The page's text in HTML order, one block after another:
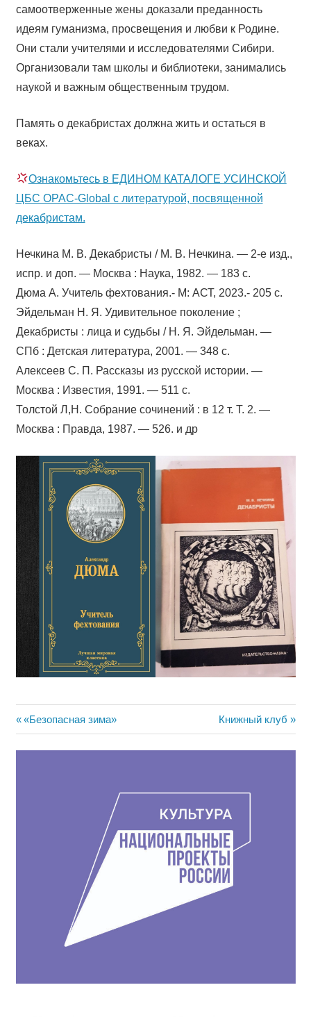
самоотверженные жены доказали преданность
идеям гуманизма, просвещения и любви к Родине.
Они стали учителями и исследователями Сибири.
Организовали там школы и библиотеки, занимались
наукой и важным общественным трудом.
Память о декабристах должна жить и остаться в
веках.
Ознакомьтесь в ЕДИНОМ КАТАЛОГЕ УСИНСКОЙ
ЦБС OPAC-Global с литературой, посвященной
декабристам.
Нечкина М. В. Декабристы / М. В. Нечкина. — 2-е изд.,
испр. и доп. — Москва : Наука, 1982. — 183 с.
Дюма А. Учитель фехтования.- М: АСТ, 2023.- 205 с.
Эйдельман Н. Я. Удивительное поколение ;
Декабристы : лица и судьбы / Н. Я. Эйдельман. —
СПб : Детская литература, 2001. — 348 с.
Алексеев С. П. Рассказы из русской истории. —
Москва : Известия, 1991. — 511 с.
Толстой Л,Н. Собрание сочинений : в 12 т. Т. 2. —
Москва : Правда, 1987. — 526. и др
Навигация
по
Предыдущая
запись:
«Безопасная зима»
Следующая
запись:
Книжный клуб